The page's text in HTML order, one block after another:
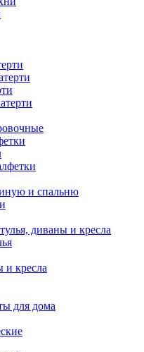
и спальню
диваны и кресла
и кресла
для дома